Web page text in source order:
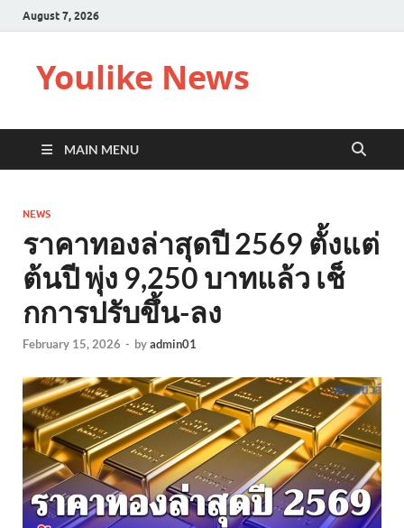
August 7, 2026
Youlike News
MAIN MENU
NEWS
ราคาทองล่าสุดปี 2569 ตั้งแต่
ต้นปี พุ่ง 9,250 บาทแล้ว เช็
กการปรับขึ้น-ลง
February 15, 2026 - byadmin01